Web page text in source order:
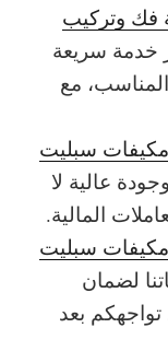
فك وتركيب
خدمة سريعة
مع
سبليت
عالية لا
المالية.
سبليت
لضمان
بعد